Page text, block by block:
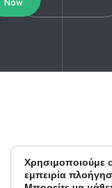
Now
Χρησιμοποιούμε
εμπειρία